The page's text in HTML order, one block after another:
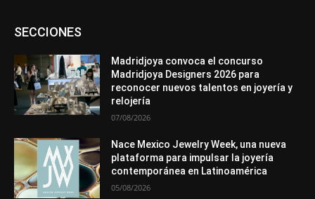
SECCIONESAsociaciones
Entrevistas
Mundo Técnico
Novedades Opiniones
Perspectiva
Premios
Secciones Sin categoría
Más
Madridjoya convoca el concurso
Madridjoya Designers 2026 para
reconocer nuevos talentos en joyería y
relojería
07/08/2026
Nace Mexico Jewelry Week, una nueva
plataforma para impulsar la joyería
contemporánea en Latinoamérica
05/08/2026